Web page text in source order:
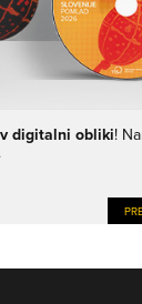
v digitalni obliki!